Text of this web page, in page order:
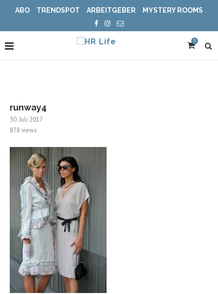
ABO TRENDSPOT ARBEITGEBER MYSTERY ROOMS
0
runway4
30. Juli 2017
878 views